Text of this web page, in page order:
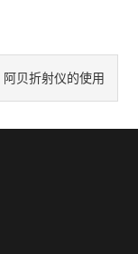
阿贝折射仪的使用